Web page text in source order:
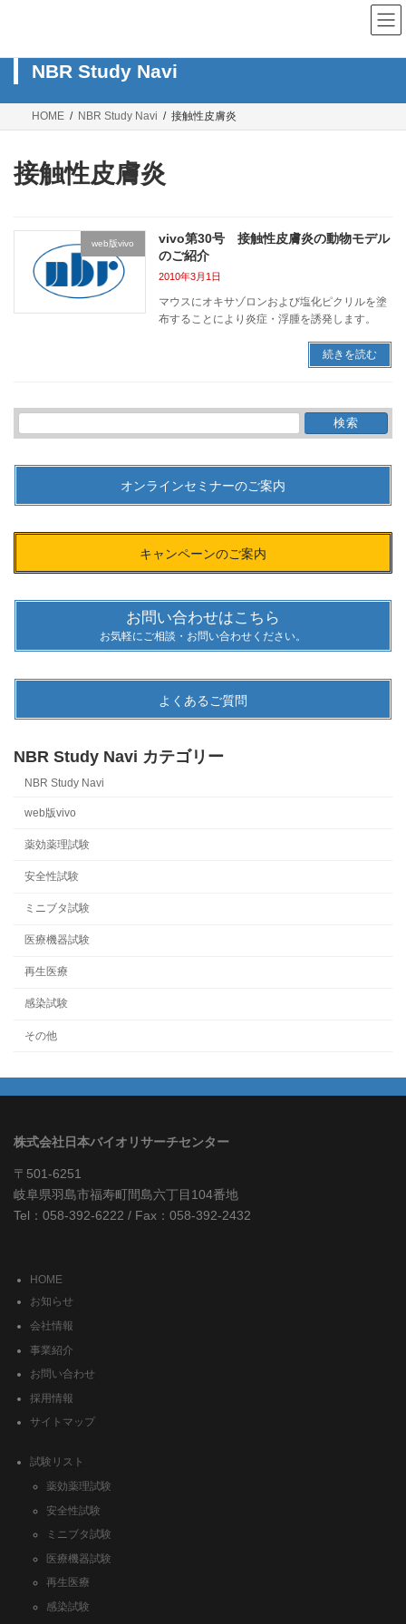
ン
ス
ー
ン
NBR Study Navi
HOME NBR Study Navi 接触性皮膚炎
接触性皮膚炎
web版vivo
vivo第30号 接触性皮膚炎の動物モデル
のご紹介
2010年3月1日
マウスにオキサゾロンおよび塩化ピクリルを塗
布することにより炎症・浮腫を誘発します。
続きを読む
検
索:
オンラインセミナーのご案内
キャンペーンのご案内
お問い合わせはこちら
お気軽にご相談・お問い合わせください。
よくあるご質問
NBR Study Navi カテゴリー
NBR Study Navi
web版vivo
薬効薬理試験
安全性試験
ミニブタ試験
医療機器試験
再生医療
感染試験
その他
株式会社日本バイオリサーチセンター
〒501-6251
岐阜県羽島市福寿町間島六丁目104番地
Tel：058-392-6222 / Fax：058-392-2432
HOME
お知らせ
会社情報
事業紹介
お問い合わせ
採用情報
サイトマップ
試験リスト
薬効薬理試験
安全性試験
ミニブタ試験
医療機器試験
再生医療
感染試験